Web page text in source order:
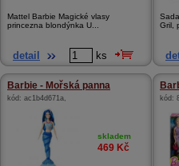
Mattel Barbie Magické vlasy
princezna blondýnka U...
detail ks
Gril,
Barbie - Mořská panna
kód: ac1b4d671a,
skladem
469 Kč
kód: